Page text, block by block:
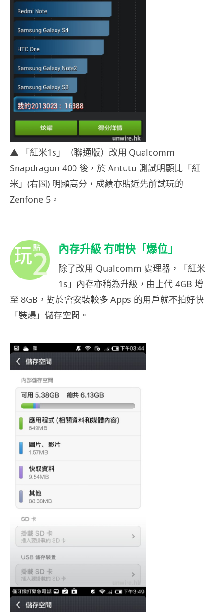
▲ 「紅米1s」（聯通版）改用 Qualcomm
Snapdragon 400 後，於 Antutu 測試明顯比「紅
米」(右圖) 明顯高分，成績亦貼近先前試玩的
Zenfone 5。
內存升級 冇咁快「爆位」
除了改用 Qualcomm 處理器，「紅米
1s」內存亦稍為升級，由上代 4GB 增
至 8GB，對於會安裝較多 Apps 的用戶就不拍好快
「裝爆」儲存空間。